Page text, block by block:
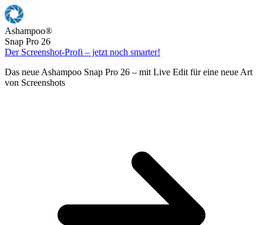
Ashampoo®
Snap Pro 26
Der Screenshot-Profi – jetzt noch smarter!
Das neue Ashampoo Snap Pro 26 – mit Live Edit für eine neue Art
von Screenshots